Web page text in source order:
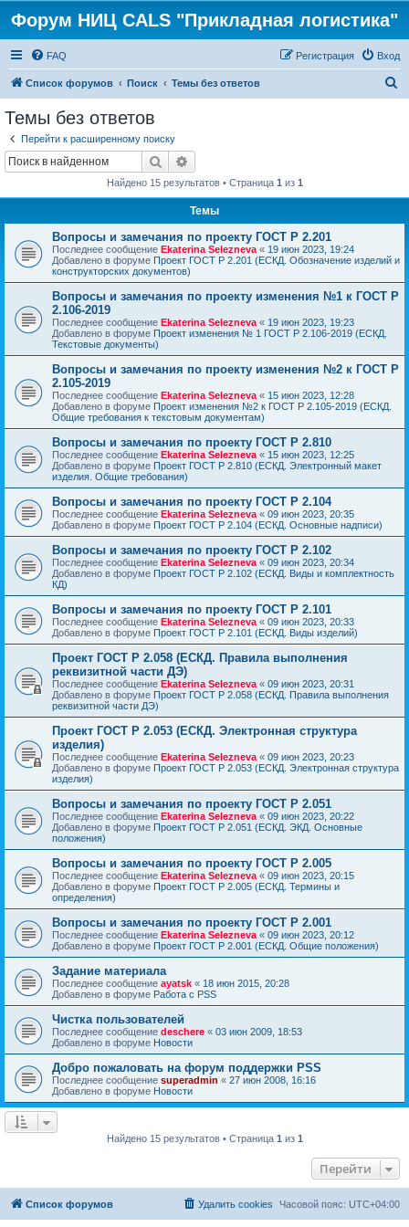
Форум НИЦ CALS "Прикладная логистика"
FAQ Вход
Регистрация
Список форумов Поиск Темы без ответов
Темы без ответов
Перейти к расширенному поиску
Поиск
Найдено 15 результатов • Страница 1 из 1
Темы
Вопросы и замечания по проекту ГОСТ Р 2.201
Последнее сообщение Ekaterina Selezneva « 19 июн 2023, 19:24
Добавлено в форуме Проект ГОСТ Р 2.201 (ЕСКД. Обозначение изделий и
конструкторских документов)
Вопросы и замечания по проекту изменения №1 к ГОСТ Р
2.106-2019
Последнее сообщение Ekaterina Selezneva « 19 июн 2023, 19:23
Добавлено в форуме Проект изменения № 1 ГОСТ Р 2.106-2019 (ЕСКД.
Текстовые документы)
Вопросы и замечания по проекту изменения №2 к ГОСТ Р
2.105-2019
Последнее сообщение Ekaterina Selezneva « 15 июн 2023, 12:28
Добавлено в форуме Проект изменения №2 к ГОСТ Р 2.105-2019 (ЕСКД.
Общие требования к текстовым документам)
Вопросы и замечания по проекту ГОСТ Р 2.810
Последнее сообщение Ekaterina Selezneva « 15 июн 2023, 12:25
Добавлено в форуме Проект ГОСТ Р 2.810 (ЕСКД. Электронный макет
изделия. Общие требования)
Вопросы и замечания по проекту ГОСТ Р 2.104
Последнее сообщение Ekaterina Selezneva « 09 июн 2023, 20:35
Добавлено в форуме Проект ГОСТ Р 2.104 (ЕСКД. Основные надписи)
Вопросы и замечания по проекту ГОСТ Р 2.102
Последнее сообщение Ekaterina Selezneva « 09 июн 2023, 20:34
Добавлено в форуме Проект ГОСТ Р 2.102 (ЕСКД. Виды и комплектность
КД)
Вопросы и замечания по проекту ГОСТ Р 2.101
Последнее сообщение Ekaterina Selezneva « 09 июн 2023, 20:33
Добавлено в форуме Проект ГОСТ Р 2.101 (ЕСКД. Виды изделий)
Проект ГОСТ Р 2.058 (ЕСКД. Правила выполнения
реквизитной части ДЭ)
Последнее сообщение Ekaterina Selezneva « 09 июн 2023, 20:31
Добавлено в форуме Проект ГОСТ Р 2.058 (ЕСКД. Правила выполнения
реквизитной части ДЭ)
Проект ГОСТ Р 2.053 (ЕСКД. Электронная структура
изделия)
Последнее сообщение Ekaterina Selezneva « 09 июн 2023, 20:23
Добавлено в форуме Проект ГОСТ Р 2.053 (ЕСКД. Электронная структура
изделия)
Вопросы и замечания по проекту ГОСТ Р 2.051
Последнее сообщение Ekaterina Selezneva « 09 июн 2023, 20:22
Добавлено в форуме Проект ГОСТ Р 2.051 (ЕСКД. ЭКД. Основные
положения)
Вопросы и замечания по проекту ГОСТ Р 2.005
Последнее сообщение Ekaterina Selezneva « 09 июн 2023, 20:15
Добавлено в форуме Проект ГОСТ Р 2.005 (ЕСКД. Термины и
определения)
Вопросы и замечания по проекту ГОСТ Р 2.001
Последнее сообщение Ekaterina Selezneva « 09 июн 2023, 20:12
Добавлено в форуме Проект ГОСТ Р 2.001 (ЕСКД. Общие положения)
Задание материала
Последнее сообщение ayatsk « 18 июн 2015, 20:28
Добавлено в форуме Работа с PSS
Чистка пользователей
Последнее сообщение deschere « 03 июн 2009, 18:53
Добавлено в форуме Новости
Добро пожаловать на форум поддержки PSS
Последнее сообщение superadmin « 27 июн 2008, 16:16
Добавлено в форуме Новости
Найдено 15 результатов • Страница 1 из 1
Перейти
Список форумов Часовой пояс: UTC+04:00
Удалить cookies